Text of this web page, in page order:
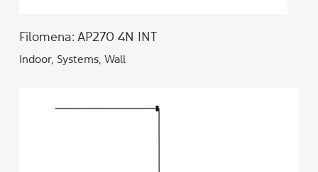
Filomena: AP270 4N INT
Indoor, Systems, Wall